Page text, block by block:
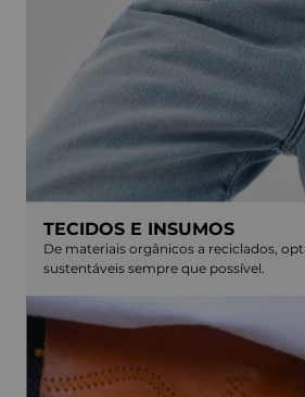
TECIDOS E INSUMOS
De materiais orgânicos a reciclados,
sustentáveis sempre que possível.